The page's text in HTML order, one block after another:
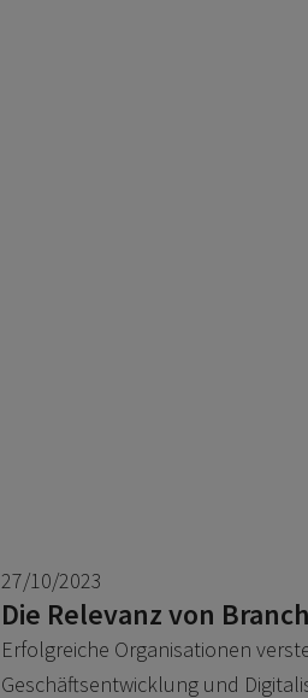
27/10/2023
Die Relevanz von
Erfolgreiche Organisationen
Geschäftsentwicklung und